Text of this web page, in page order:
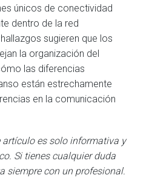
únicos de conectividad
dentro de la red
sugieren que los
la organización del
las diferencias
están estrechamente
en la comunicación
artículo es solo informativa y
Si tienes cualquier duda
siempre con un profesional.